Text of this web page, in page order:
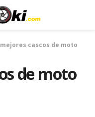
cascos de moto
de moto